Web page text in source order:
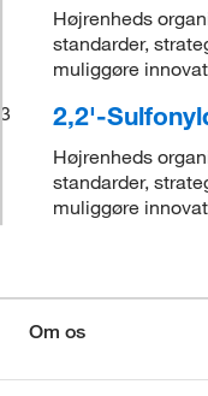
Højrenheds
standarder,
muliggøre
3
2,2'-
Højrenheds
standarder,
muliggøre
Om os